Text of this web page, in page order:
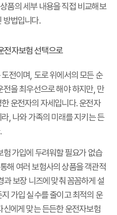
품의 세부 내용을 직접 비교해보
방법입니다.
전자보험 선택으로
전이며, 도로 위에서의 모든 순
을 최우선으로 해야 하지만, 만
운전자의 자세입니다. 운전자
, 나와 가족의 미래를 지키는 든
가입에 두려워할 필요가 없습
해 여러 보험사의 상품을 객관적
보장 니즈에 맞춰 꼼꼼하게 설
가입 실수를 줄이고 최적의 운
에게 맞는 든든한 운전자보험